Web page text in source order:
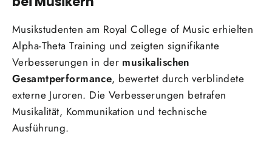
Musikstudenten am Royal College of Music erhielten
Alpha-Theta Training und zeigten signifikante
Verbesserungen in der musikalischen
Gesamtperformance, bewertet durch verblindete
externe Juroren. Die Verbesserungen betrafen
Musikalität, Kommunikation und technische
Ausführung.